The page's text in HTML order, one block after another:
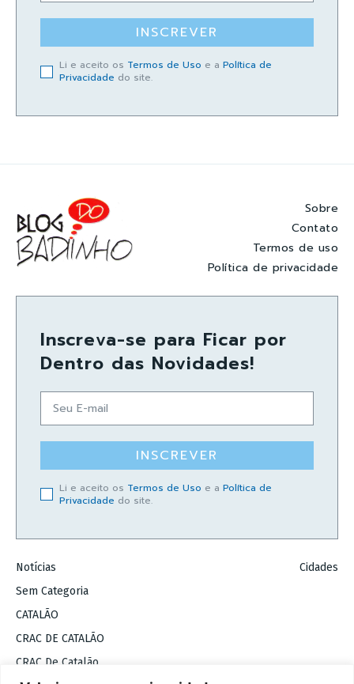
INSCREVER
Li e aceito os Termos de Uso e a Política de
Privacidade do site.
Sobre
Contato
Termos de uso
Política de privacidade
Inscreva-se para Ficar por
Dentro das Novidades!
INSCREVER
Li e aceito os Termos de Uso e a Política de
Privacidade do site.
Notícias
Sem Categoria
CATALÃO
CRAC DE CATALÃO
CRAC De Catalão
Cidades